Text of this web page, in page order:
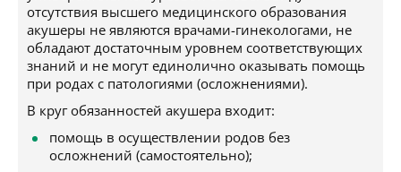
отсутствия высшего медицинского образования
акушеры не являются врачами-гинекологами, не
обладают достаточным уровнем соответствующих
знаний и не могут единолично оказывать помощь
при родах с патологиями (осложнениями).
В круг обязанностей акушера входит:
помощь в осуществлении родов без
осложнений (самостоятельно);